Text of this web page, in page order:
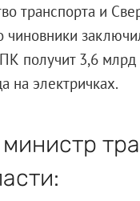
транспорта и
чиновники
получит 3,6
на электричках.